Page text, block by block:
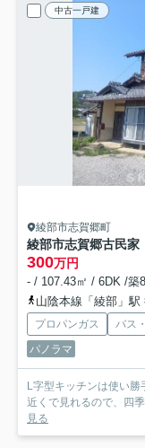
中古一戸建
綾部市志賀郷町
綾部市志賀郷古民家
300万円
- / 107.43㎡ / 6DK /築
山陰本線「綾部」駅
プロパンガス バス
パノラマ
L字型キッチンは使い
近くで見れるので、四
見る